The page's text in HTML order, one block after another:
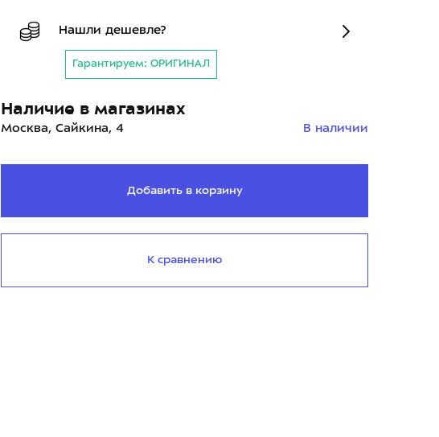
Нашли дешевле?
Гарантируем: ОРИГИНАЛ
Наличие в магазинах
Москва, Сайкина, 4 В наличии
Добавить в корзину
К сравнению